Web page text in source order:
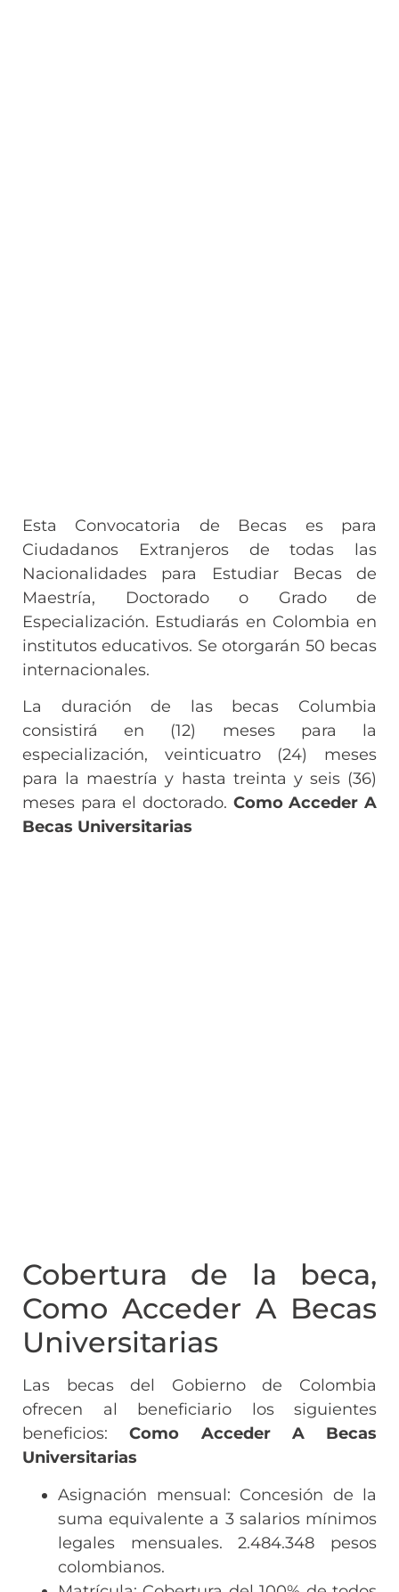
Esta Convocatoria de Becas es para
Ciudadanos Extranjeros de todas las
Nacionalidades para Estudiar Becas de
Maestría, Doctorado o Grado de
Especialización. Estudiarás en Colombia en
institutos educativos. Se otorgarán 50 becas
internacionales.
La duración de las becas Columbia
consistirá en (12) meses para la
especialización, veinticuatro (24) meses
para la maestría y hasta treinta y seis (36)
meses para el doctorado. Como Acceder A
Becas Universitarias
Cobertura de la beca,
Como Acceder A Becas
Universitarias
Las becas del Gobierno de Colombia
ofrecen al beneficiario los siguientes
beneficios:Como Acceder A Becas
Universitarias
Asignación mensual: Concesión de la
suma equivalente a 3 salarios mínimos
legales mensuales. 2.484.348 pesos
colombianos.